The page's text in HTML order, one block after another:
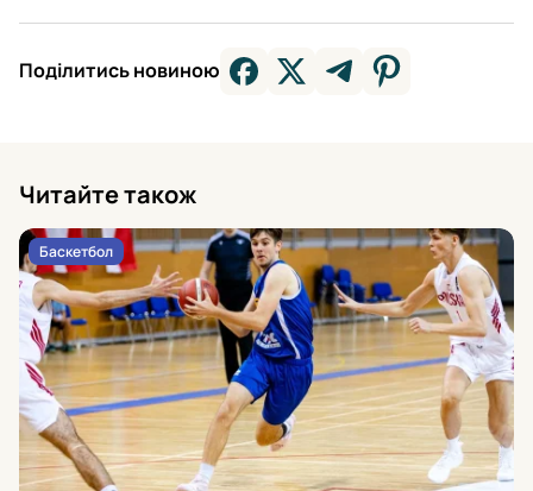
Поділитись новиною
Читайте також
Баскетбол